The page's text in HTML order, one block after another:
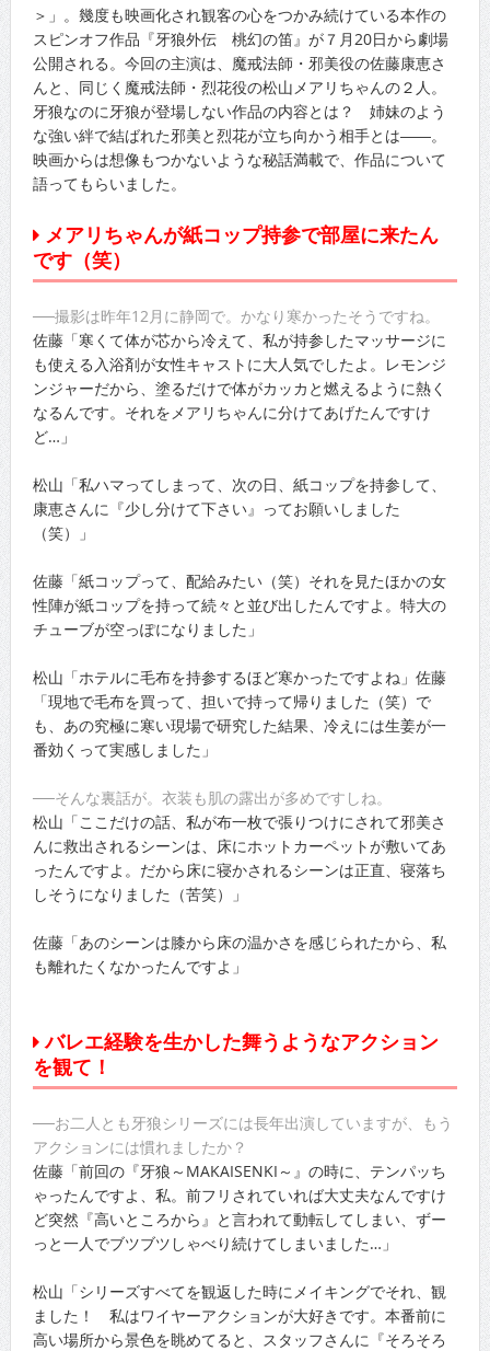
＞」。幾度も映画化され観客の心をつかみ続けている本作の
スピンオフ作品『牙狼外伝 桃幻の笛』が７月20日から劇場
公開される。今回の主演は、魔戒法師・邪美役の佐藤康恵さ
んと、同じく魔戒法師・烈花役の松山メアリちゃんの２人。
牙狼なのに牙狼が登場しない作品の内容とは？ 姉妹のよう
な強い絆で結ばれた邪美と烈花が立ち向かう相手とは――。
映画からは想像もつかないような秘話満載で、作品について
語ってもらいました。
メアリちゃんが紙コップ持参で部屋に来たん
です（笑）
──撮影は昨年12月に静岡で。かなり寒かったそうですね。
佐藤「寒くて体が芯から冷えて、私が持参したマッサージに
も使える入浴剤が女性キャストに大人気でしたよ。レモンジ
ンジャーだから、塗るだけで体がカッカと燃えるように熱く
なるんです。それをメアリちゃんに分けてあげたんですけ
ど…」
松山「私ハマってしまって、次の日、紙コップを持参して、
康恵さんに『少し分けて下さい』ってお願いしました
（笑）」
佐藤「紙コップって、配給みたい（笑）それを見たほかの女
性陣が紙コップを持って続々と並び出したんですよ。特大の
チューブが空っぽになりました」
松山「ホテルに毛布を持参するほど寒かったですよね」佐藤
「現地で毛布を買って、担いで持って帰りました（笑）で
も、あの究極に寒い現場で研究した結果、冷えには生姜が一
番効くって実感しました」
──そんな裏話が。衣装も肌の露出が多めですしね。
松山「ここだけの話、私が布一枚で張りつけにされて邪美さ
んに救出されるシーンは、床にホットカーペットが敷いてあ
ったんですよ。だから床に寝かされるシーンは正直、寝落ち
しそうになりました（苦笑）」
佐藤「あのシーンは膝から床の温かさを感じられたから、私
も離れたくなかったんですよ」
バレエ経験を生かした舞うようなアクション
を観て！
──お二人とも牙狼シリーズには長年出演していますが、もう
アクションには慣れましたか？
佐藤「前回の『牙狼～MAKAISENKI～』の時に、テンパッち
ゃったんですよ、私。前フリされていれば大丈夫なんですけ
ど突然『高いところから』と言われて動転してしまい、ずー
っと一人でブツブツしゃべり続けてしまいました…」
松山「シリーズすべてを観返した時にメイキングでそれ、観
ました！ 私はワイヤーアクションが大好きです。本番前に
高い場所から景色を眺めてると、スタッフさんに『そろそろ